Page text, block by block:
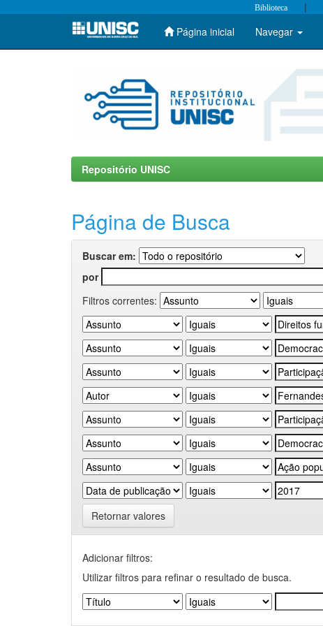
Skip
Biblioteca |
Página inicial Navegar
Repositório UNISC
Página de Busca
Buscar em:
por
Filtros correntes:
Retornar valores
Adicionar filtros:
Utilizar filtros para refinar o resultado de busca.